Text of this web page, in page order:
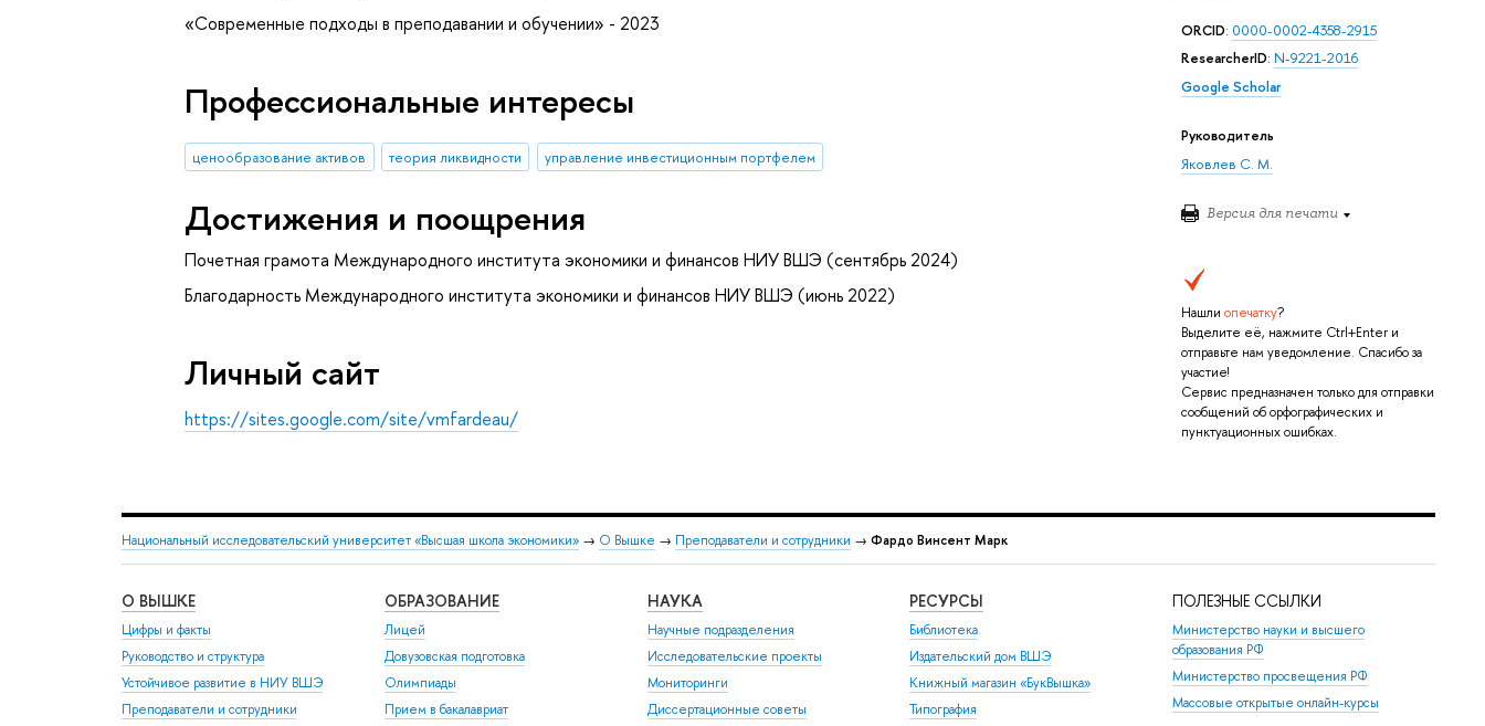
ORCID: 0000-0002-4358-2915
ResearcherID: N-9221-2016
Google Scholar
Руководитель
Яковлев С. М.
Версия для печати
Нашли опечатку?
Выделите её, нажмите Ctrl+Enter и
отправьте нам уведомление. Спасибо за
участие!
Сервис предназначен только для отправки
сообщений об орфографических и
пунктуационных ошибках.
«Современные подходы в преподавании и обучении» - 2023
Профессиональные интересы
ценообразование активов теория ликвидности управление инвестиционным портфелем
Достижения и поощрения
Почетная грамота Международного института экономики и финансов НИУ ВШЭ (сентябрь 2024)
Благодарность Международного института экономики и финансов НИУ ВШЭ (июнь 2022)
Личный сайт
https://sites.google.com/site/vmfardeau/
Национальный исследовательский университет «Высшая школа экономики» → О Вышке → Преподаватели и сотрудники → Фардо Винсент Марк
О ВЫШКЕ
Цифры и факты
Руководство и структура
Устойчивое развитие в НИУ ВШЭ
Преподаватели и сотрудники
ОБРАЗОВАНИЕ
Лицей
Довузовская подготовка
Олимпиады
Прием в бакалавриат
НАУКА
Научные подразделения
Исследовательские проекты
Мониторинги
Диссертационные советы
РЕСУРСЫ
Библиотека
Издательский дом ВШЭ
Книжный магазин «БукВышка»
Типография
ПОЛЕЗНЫЕ ССЫЛКИ
Министерство науки и высшего
образования РФ
Министерство просвещения РФ
Массовые открытые онлайн-курсы